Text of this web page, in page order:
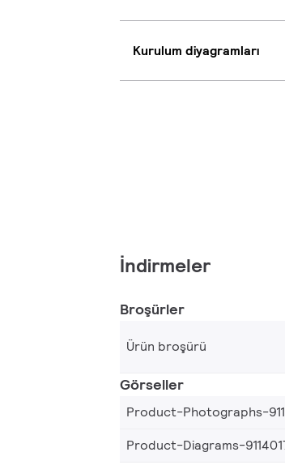
Kurulum diyagramları
İndirmeler
Broşürler
Ürün broşürü
Görseller
Product-Photographs-
Product-Diagrams-